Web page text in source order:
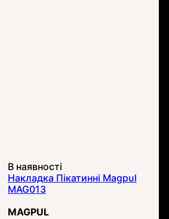
В наявності
Накладка Пікатинні Magpul
MAG013
MAGPUL